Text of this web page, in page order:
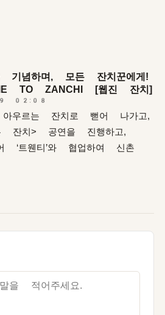
기념하며, 모든 잔치꾼에게!
TO ZANCHI [웹진 잔치]
02:08
우르는 잔치로 뻗어 나가고,
잔치> 공연을 진행하고,
‘트웬티’와 협업하여 신촌